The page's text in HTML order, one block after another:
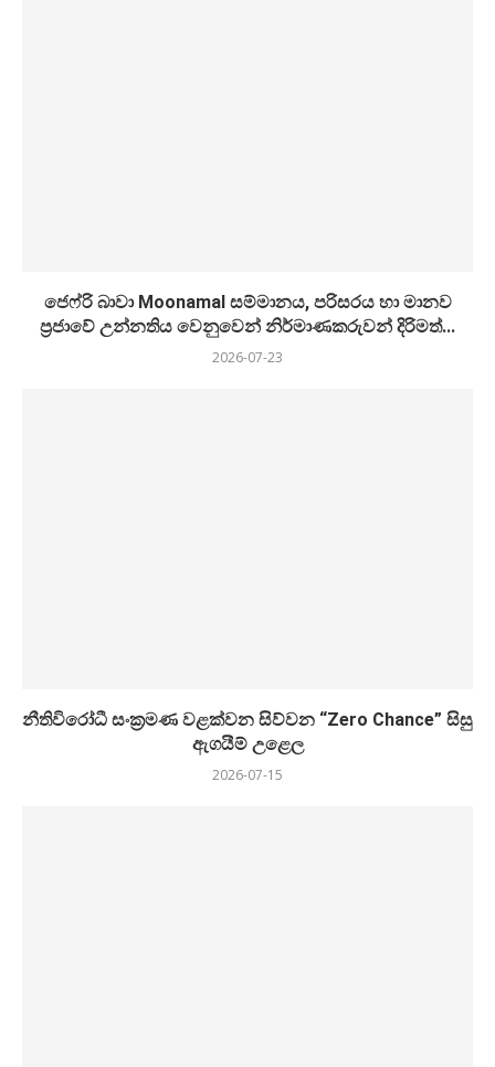
ජෙෆ්රි බාවා Moonamal සම්මානය, පරිසරය හා මානව
ප්‍රජාවේ උන්නතිය වෙනුවෙන් නිර්මාණකරුවන් දිරිමත්...
2026-07-23
නීතිවිරෝධී සංක්‍රමණ වළක්වන සිව්වන “Zero Chance” සිසු
ඇගයීම් උළෙල
2026-07-15